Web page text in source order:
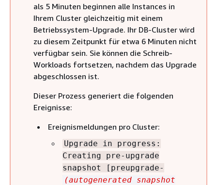
als 5 Minuten beginnen alle Instances in
Ihrem Cluster gleichzeitig mit einem
Betriebssystem-Upgrade. Ihr DB-Cluster wird
zu diesem Zeitpunkt für etwa 6 Minuten nicht
verfügbar sein. Sie können die Schreib-
Workloads fortsetzen, nachdem das Upgrade
abgeschlossen ist.
Dieser Prozess generiert die folgenden
Ereignisse:
Ereignismeldungen pro Cluster:
Upgrade in progress:
Creating pre-upgrade
snapshot [preupgrade-
(autogenerated snapshot